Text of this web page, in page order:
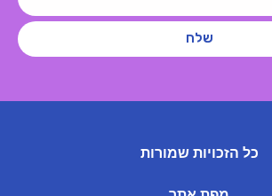
שלח
כל הזכויות שמורות